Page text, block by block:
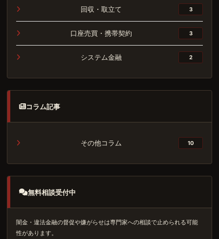
回収・取立て 3
口座売買・携帯契約 3
システム金融 2
コラム記事
その他コラム 10
無料相談受付中
闇金・違法金融の督促や嫌がらせは専門家への相談で止められる可能
性があります。